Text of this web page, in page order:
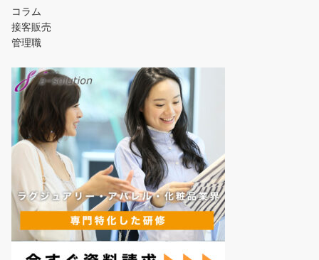
コラム
接客販売
管理職